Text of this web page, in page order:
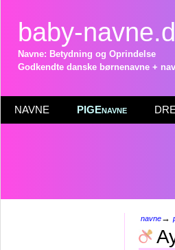
baby-
Navne: Betydning og Oprindelse
Godkendte danske børnenavne +
NAVNE PIGEnavne
navne→